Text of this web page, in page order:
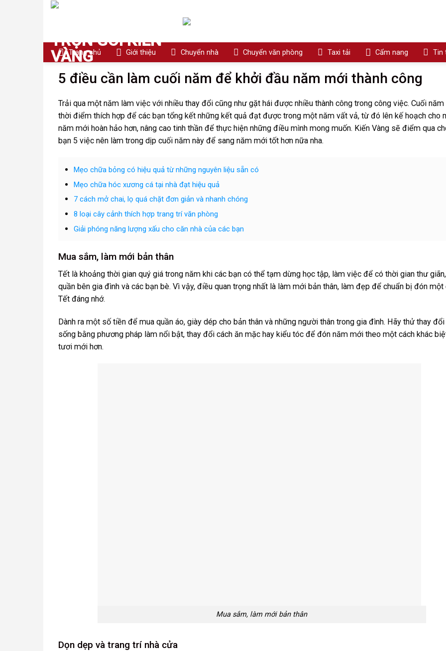
Skip
Trang chủ Giới thiệu Chuyển nhà Chuyển văn phòng Taxi tải Cẩm nang Tin
5 điều cần làm cuối năm để khởi đầu năm mới thành công
Trải qua một năm làm việc với nhiều thay đổi cũng như gặt hái được nhiều thành công trong công việc. Cuối năm
thời điểm thích hợp để các bạn tổng kết những kết quả đạt được trong một năm vất vả, từ đó lên kế hoạch cho
năm mới hoàn hảo hơn, nâng cao tinh thần để thực hiện những điều mình mong muốn. Kiến Vàng sẽ điểm qua
bạn 5 việc nên làm trong dịp cuối năm này để sang năm mới tốt hơn nữa nha.
Mẹo chữa bỏng có hiệu quả từ những nguyên liệu sẵn có
Mẹo chữa hóc xương cá tại nhà đạt hiệu quả
7 cách mở chai, lọ quá chặt đơn giản và nhanh chóng
8 loại cây cảnh thích hợp trang trí văn phòng
Giải phóng năng lượng xấu cho căn nhà của các bạn
Mua sắm, làm mới bản thân
Tết là khoảng thời gian quý giá trong năm khi các bạn có thể tạm dừng học tập, làm việc để có thời gian thư
quần bên gia đình và các bạn bè. Vì vậy, điều quan trọng nhất là làm mới bản thân, làm đẹp để chuẩn bị đón một
Tết đáng nhớ.
Dành ra một số tiền để mua quần áo, giày dép cho bản thân và những người thân trong gia đình. Hãy thử thay đổi
sống bằng phương pháp làm nổi bật, thay đổi cách ăn mặc hay kiểu tóc để đón năm mới theo một cách khác
tươi mới hơn.
Mua sắm, làm mới bản thân
Dọn dẹp và trang trí nhà cửa